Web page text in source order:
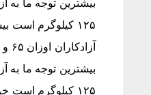
۱۲۵ كیلوگرم است
۱۲۵ كیلوگرم است خرم خبر